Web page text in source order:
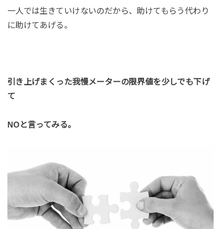
一人では生きていけないのだから、助けてもらう代わり
に助けてあげる。
引き上げまくった我慢メーターの限界値を少しでも下げ
て
NOと言ってみる。